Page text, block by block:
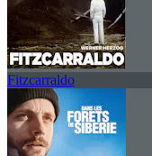
Fitzcarraldo